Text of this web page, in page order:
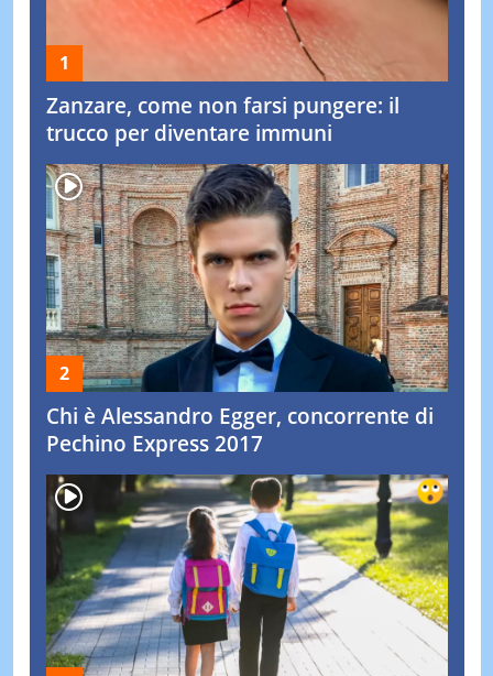
Zanzare, come non farsi pungere: il
trucco per diventare immuni
Chi è Alessandro Egger, concorrente di
Pechino Express 2017